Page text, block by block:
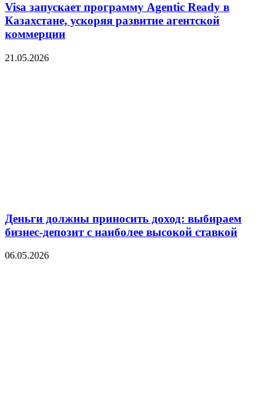
Visa запускает программу Agentic Ready в
Казахстане, ускоряя развитие агентской
коммерции
21.05.2026
Деньги должны приносить доход: выбираем
бизнес-депозит с наиболее высокой ставкой
06.05.2026